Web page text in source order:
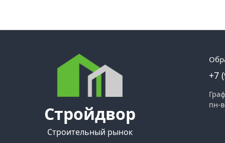
Стройдвор
Строительный рынок
+7
пн-